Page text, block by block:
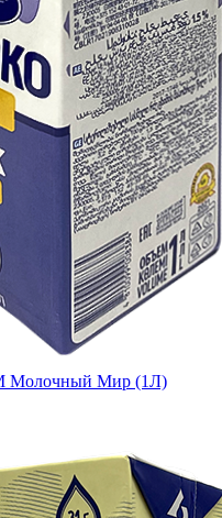
Молочный Мир (1Л)